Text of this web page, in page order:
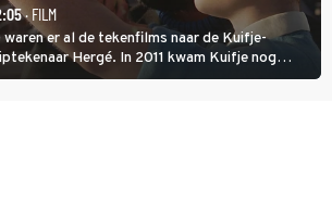
· FILM
waren er al de tekenfilms naar de Kuifje-
Hergé. In 2011 kwam Kuifje nog
Adventures of Tintin van Steven Spielberg.